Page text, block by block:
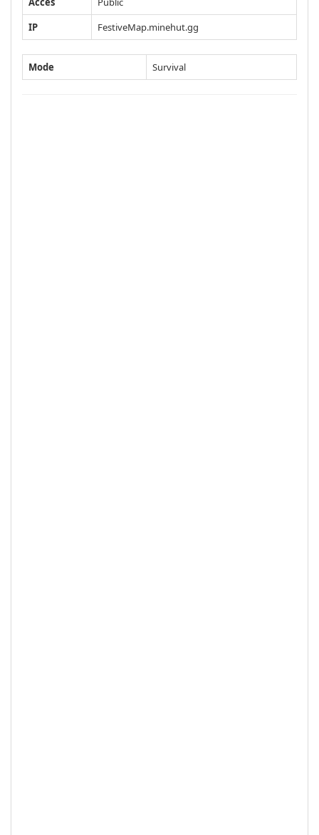
IP
FestiveMap.minehut.gg
Mode Survival